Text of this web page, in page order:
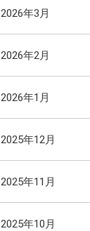
2026年3月
2026年2月
2026年1月
2025年12月
2025年11月
2025年10月